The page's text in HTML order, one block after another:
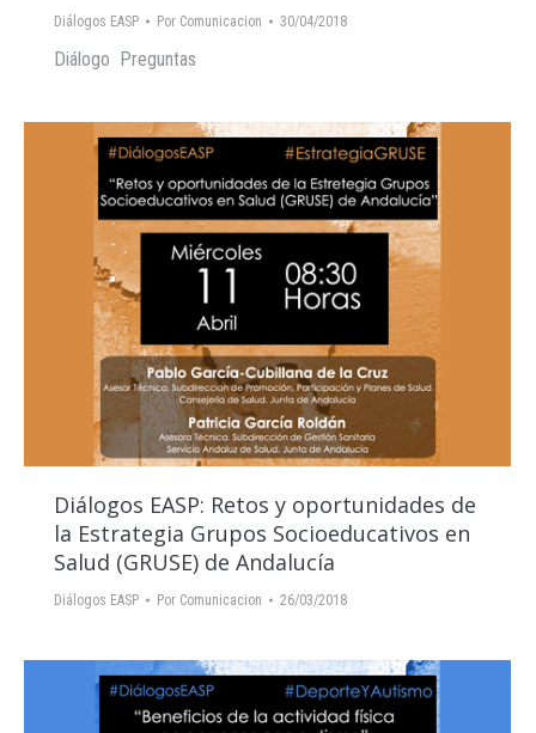
Diálogos EASP Por Comunicacion 30/04/2018
Diálogo Preguntas
Diálogos EASP: Retos y oportunidades de
la Estrategia Grupos Socioeducativos en
Salud (GRUSE) de Andalucía
Diálogos EASP Por Comunicacion 26/03/2018